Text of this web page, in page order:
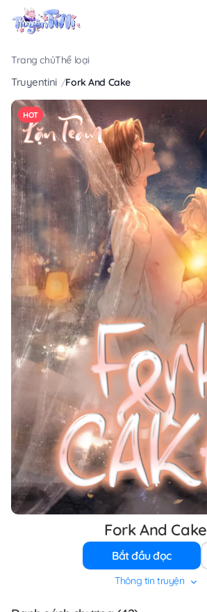
Trang chủThể loại
Truyentini Fork And Cake
HOT
Fork And Cake
Bắt đầu đọc
Thông tin truyện